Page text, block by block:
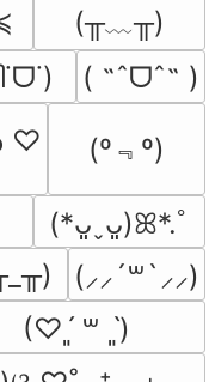
(╥﹏╥)
( ˶ˆᗜˆ˵ )
♡ (º﹃º)
(*ᴗ͈ˬᴗ͈)ꕤ*.ﾟ
(⸝⸝´꒳`⸝⸝)
(♡ˊ͈ ꒳ ˋ͈)